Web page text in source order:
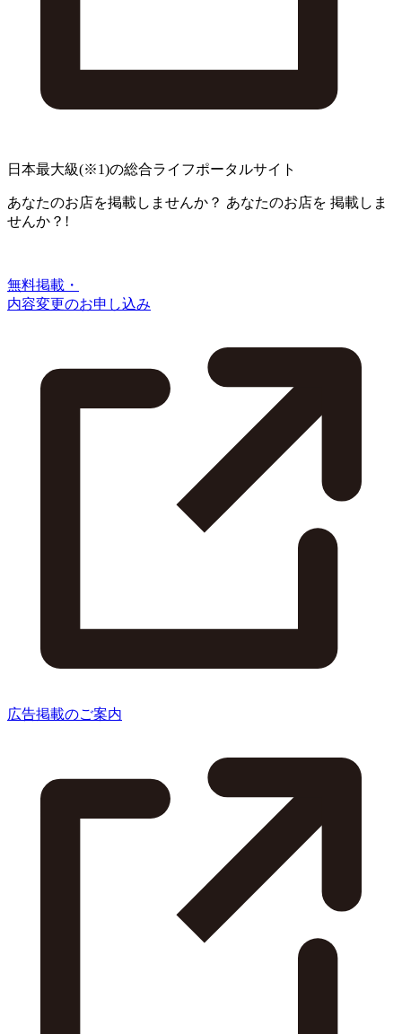
日本最大級(※1)の総合ライフポータルサイト
あなたのお店を掲載しませんか？ あなたのお店を 掲載しま
せんか？!
無料掲載・
内容変更のお申し込み
広告掲載のご案内